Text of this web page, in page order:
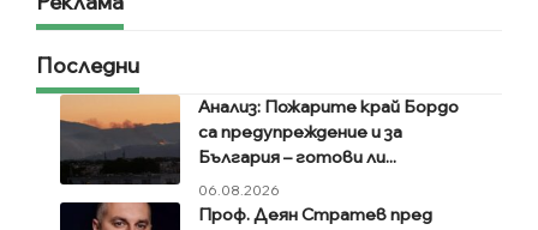
Последни
Анализ: Пожарите край Бордо
са предупреждение и за
България – готови ли...
06.08.2026
Проф. Деян Стратев пред